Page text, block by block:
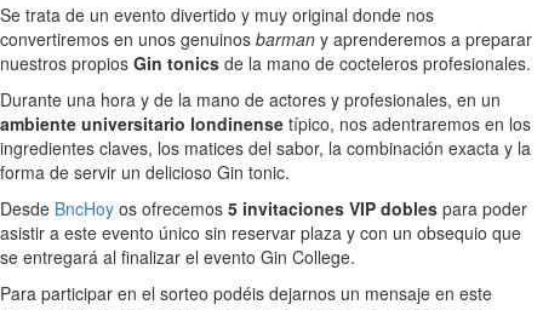
Se trata de un evento divertido y muy original donde nos
convertiremos en unos genuinos barman y aprenderemos a preparar
nuestros propios Gin tonics de la mano de cocteleros profesionales.
Durante una hora y de la mano de actores y profesionales, en un
ambiente universitario londinense típico, nos adentraremos en los
ingredientes claves, los matices del sabor, la combinación exacta y la
forma de servir un delicioso Gin tonic.
Desde BncHoy os ofrecemos 5 invitaciones VIP dobles para poder
asistir a este evento único sin reservar plaza y con un obsequio que
se entregará al finalizar el evento Gin College.
Para participar en el sorteo podéis dejarnos un mensaje en este